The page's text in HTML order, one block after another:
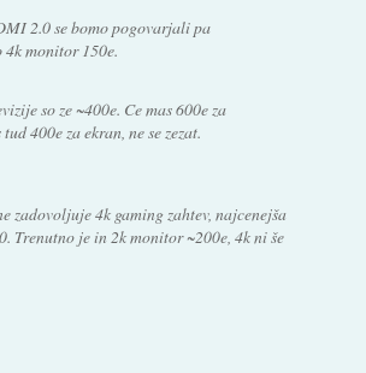
2.0 se bomo pogovarjali pa
4k monitor 150e.
so ze ~400e. Ce mas 600e za
400e za ekran, ne se zezat.
zadovoljuje 4k gaming zahtev, najcenejša
Trenutno je in 2k monitor ~200e, 4k ni še